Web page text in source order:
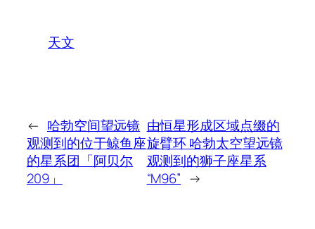
天文
← 哈勃空间望远镜
观测到的位于鲸鱼座
的星系团「阿贝尔
209」
由恒星形成区域点缀的
旋臂环 哈勃太空望远镜
观测到的狮子座星系
“M96” →